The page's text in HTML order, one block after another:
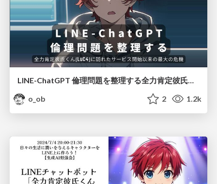
LINE-ChatGPT 倫理問題を整理する全力肯定彼氏くん [LuC4]に訪れたサービス開始以来の最大の危機
o_ob
2 1.2k